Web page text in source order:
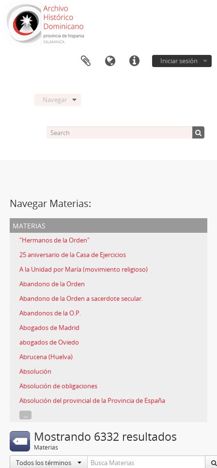
Iniciar sesión
Navegar
Navegar Materias:
materias
"Hermanos de la Orden"
25 aniversario de la Casa de Ejercicios
A la Unidad por María (movimiento religioso)
Abandono de la Orden
Abandono de la Orden a sacerdote secular.
Abandonos de la O.P.
Abogados de Madrid
abogados de Oviedo
Abrucena (Huelva)
Absolución
Absolución de obligaciones
Absolución del provincial de la Provincia de España
...
Mostrando 6332 resultados
Materias
Todos los términos